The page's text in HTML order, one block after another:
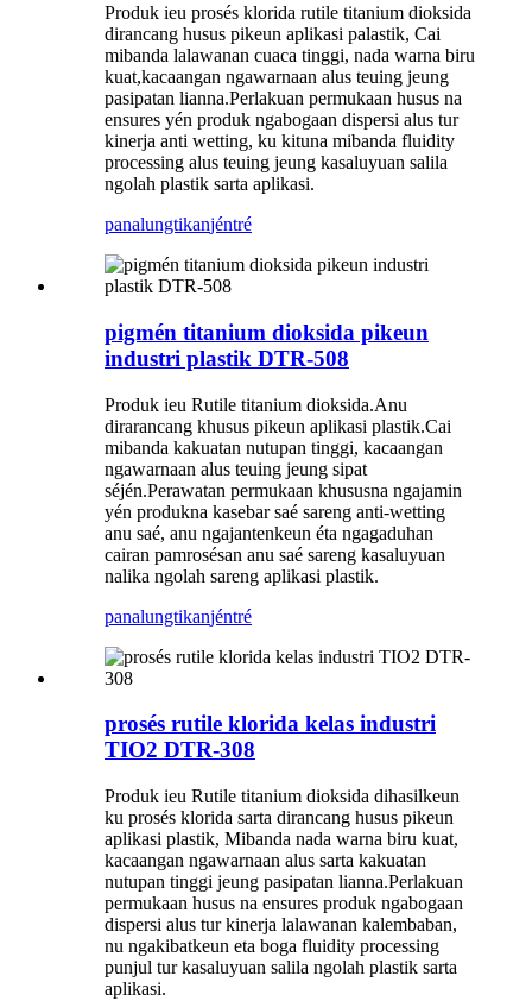
Produk ieu prosés klorida rutile titanium dioksida
dirancang husus pikeun aplikasi palastik, Cai
mibanda lalawanan cuaca tinggi, nada warna biru
kuat,kacaangan ngawarnaan alus teuing jeung
pasipatan lianna.Perlakuan permukaan husus na
ensures yén produk ngabogaan dispersi alus tur
kinerja anti wetting, ku kituna mibanda fluidity
processing alus teuing jeung kasaluyuan salila
ngolah plastik sarta aplikasi.
panalungtikanjéntré
pigmén titanium dioksida pikeun
industri plastik DTR-508
Produk ieu Rutile titanium dioksida.Anu
dirarancang khusus pikeun aplikasi plastik.Cai
mibanda kakuatan nutupan tinggi, kacaangan
ngawarnaan alus teuing jeung sipat
séjén.Perawatan permukaan khususna ngajamin
yén produkna kasebar saé sareng anti-wetting
anu saé, anu ngajantenkeun éta ngagaduhan
cairan pamrosésan anu saé sareng kasaluyuan
nalika ngolah sareng aplikasi plastik.
panalungtikanjéntré
prosés rutile klorida kelas industri
TIO2 DTR-308
Produk ieu Rutile titanium dioksida dihasilkeun
ku prosés klorida sarta dirancang husus pikeun
aplikasi plastik, Mibanda nada warna biru kuat,
kacaangan ngawarnaan alus sarta kakuatan
nutupan tinggi jeung pasipatan lianna.Perlakuan
permukaan husus na ensures produk ngabogaan
dispersi alus tur kinerja lalawanan kalembaban,
nu ngakibatkeun eta boga fluidity processing
punjul tur kasaluyuan salila ngolah plastik sarta
aplikasi.